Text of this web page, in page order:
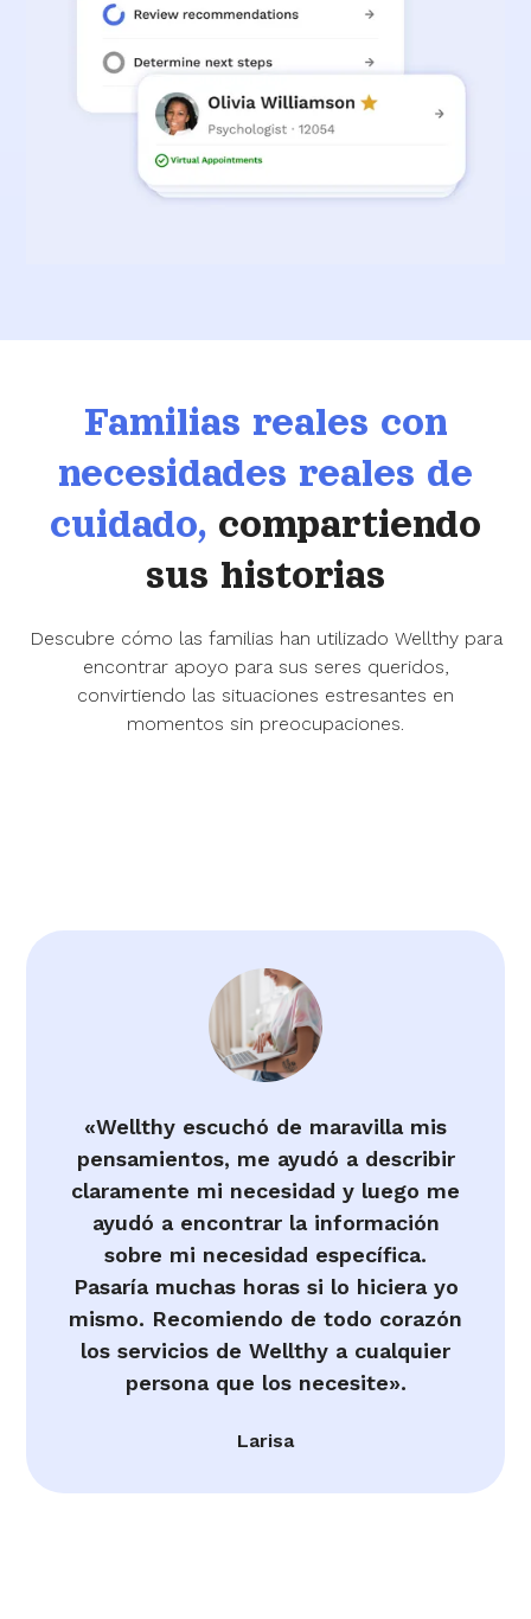
Familias reales con
necesidades reales de
cuidado, compartiendo
sus historias
Descubre cómo las familias han utilizado Wellthy para
encontrar apoyo para sus seres queridos,
convirtiendo las situaciones estresantes en
momentos sin preocupaciones.
«Wellthy escuchó de maravilla mis
pensamientos, me ayudó a describir
claramente mi necesidad y luego me
ayudó a encontrar la información
sobre mi necesidad específica.
Pasaría muchas horas si lo hiciera yo
mismo. Recomiendo de todo corazón
los servicios de Wellthy a cualquier
persona que los necesite».
Larisa